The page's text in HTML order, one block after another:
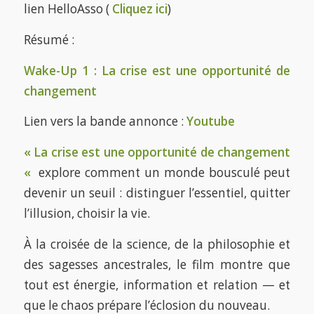
lien HelloAsso ( Cliquez ici)
Résumé :
Wake-Up 1 : La crise est une opportunité de
changement
Lien vers la bande annonce : Youtube
« La crise est une opportunité de changement
« explore comment un monde bousculé peut
devenir un seuil : distinguer l’essentiel, quitter
l’illusion, choisir la vie.
À la croisée de la science, de la philosophie et
des sagesses ancestrales, le film montre que
tout est énergie, information et relation — et
que le chaos prépare l’éclosion du nouveau.